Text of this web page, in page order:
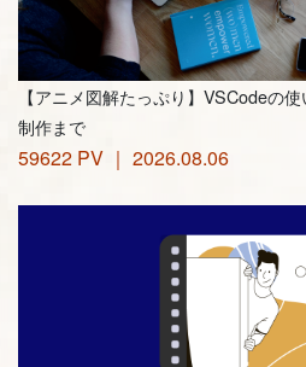
【アニメ図解たっぷり】VSCodeの
制作まで
59622 PV ｜ 2026.08.06